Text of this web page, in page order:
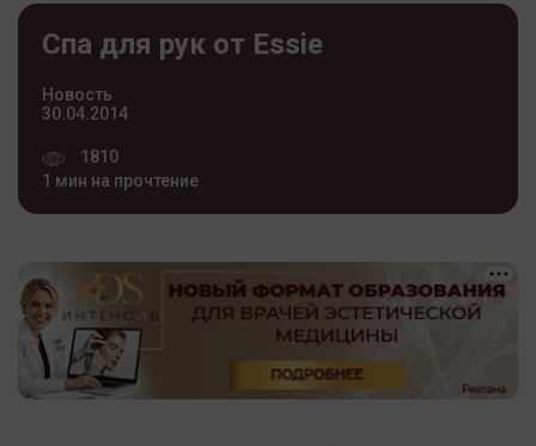
Спа для рук от Essie
Новость
30.04.2014
1810
1 мин на прочтение